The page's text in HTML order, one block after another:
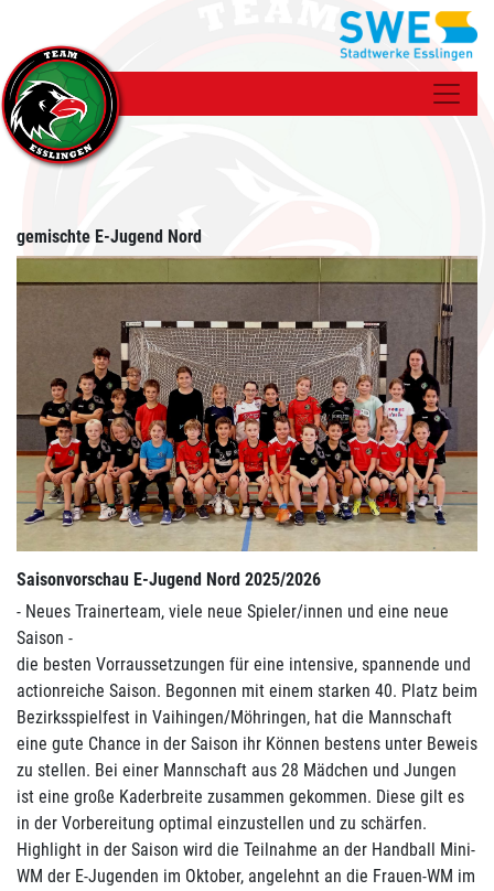
gemischte E-Jugend Nord
Saisonvorschau E-Jugend Nord 2025/2026
- Neues Trainerteam, viele neue Spieler/innen und eine neue
Saison -
die besten Vorraussetzungen für eine intensive, spannende und
actionreiche Saison. Begonnen mit einem starken 40. Platz beim
Bezirksspielfest in Vaihingen/Möhringen, hat die Mannschaft
eine gute Chance in der Saison ihr Können bestens unter Beweis
zu stellen. Bei einer Mannschaft aus 28 Mädchen und Jungen
ist eine große Kaderbreite zusammen gekommen. Diese gilt es
in der Vorbereitung optimal einzustellen und zu schärfen.
Highlight in der Saison wird die Teilnahme an der Handball Mini-
WM der E-Jugenden im Oktober, angelehnt an die Frauen-WM im